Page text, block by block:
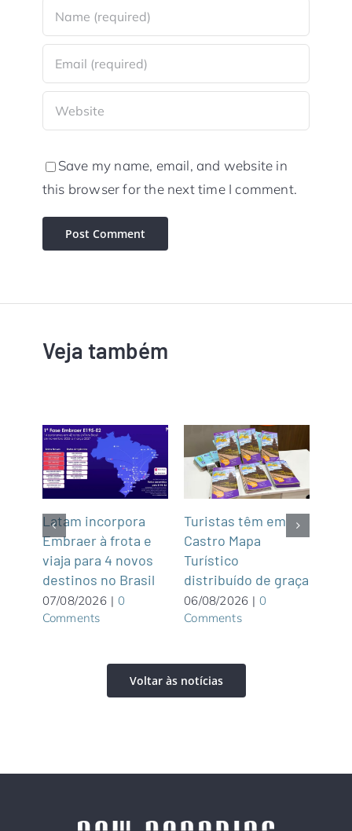
Save my name, email, and website in
this browser for the next time I comment.
Veja também
Latam incorpora
Embraer à frota e
viaja para 4 novos
destinos no Brasil
07/08/2026 | 0
Comments
Turistas têm em
Castro Mapa
Turístico
distribuído de graça
06/08/2026 | 0
Comments
Voltar às notícias